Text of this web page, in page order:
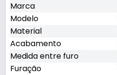
Marca
Modelo
Material
Acabamento
Medida entre furo
Furação